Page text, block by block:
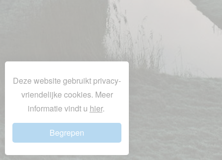
Deze website gebruikt privacy-
vriendelijke cookies. Meer
informatie vindt u hier.
Begrepen